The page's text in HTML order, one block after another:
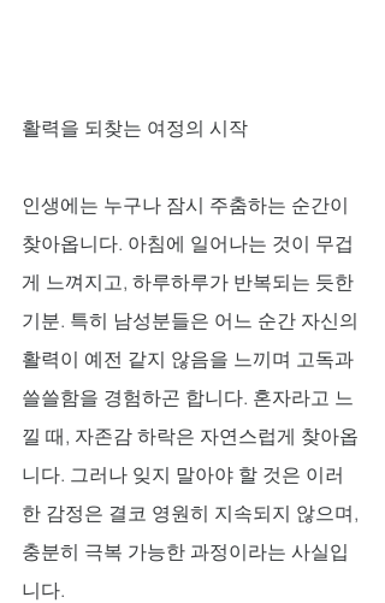
활력을 되찾는 여정의 시작
인생에는 누구나 잠시 주춤하는 순간이
찾아옵니다. 아침에 일어나는 것이 무겁
게 느껴지고, 하루하루가 반복되는 듯한
기분. 특히 남성분들은 어느 순간 자신의
활력이 예전 같지 않음을 느끼며 고독과
쓸쓸함을 경험하곤 합니다. 혼자라고 느
낄 때, 자존감 하락은 자연스럽게 찾아옵
니다. 그러나 잊지 말아야 할 것은 이러
한 감정은 결코 영원히 지속되지 않으며,
충분히 극복 가능한 과정이라는 사실입
니다.